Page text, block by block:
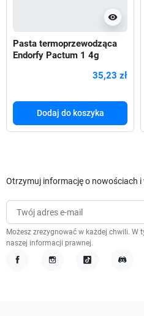
visibility
Pasta termoprzewodząca
Endorfy Pactum 1 4g
35,23 zł
Dodaj do koszyka
Otrzymuj informację o nowościach
Możesz zrezygnować w każdej chwili. W
naszej informacji prawnej.